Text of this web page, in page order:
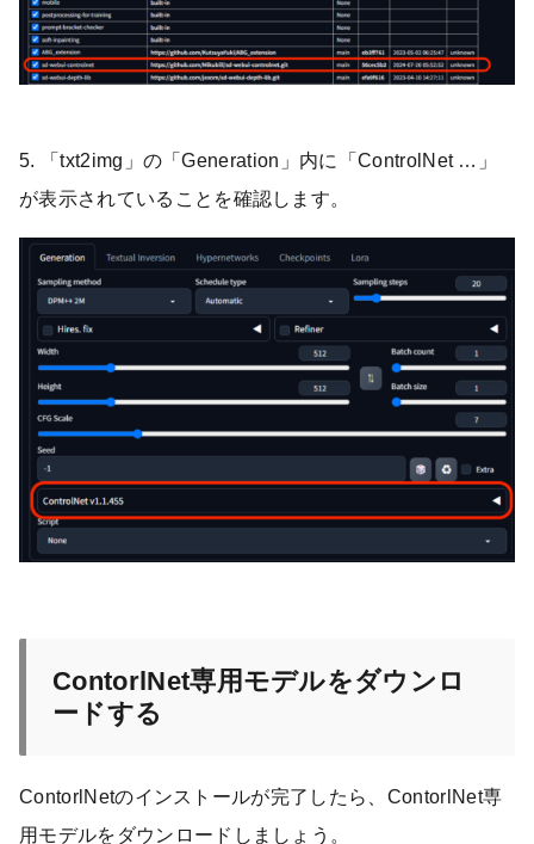
5. 「txt2img」の「Generation」内に「ControlNet …」
が表示されていることを確認します。
ContorlNet専用モデルをダウンロ
ードする
ContorlNetのインストールが完了したら、ContorlNet専
用モデルをダウンロードしましょう。